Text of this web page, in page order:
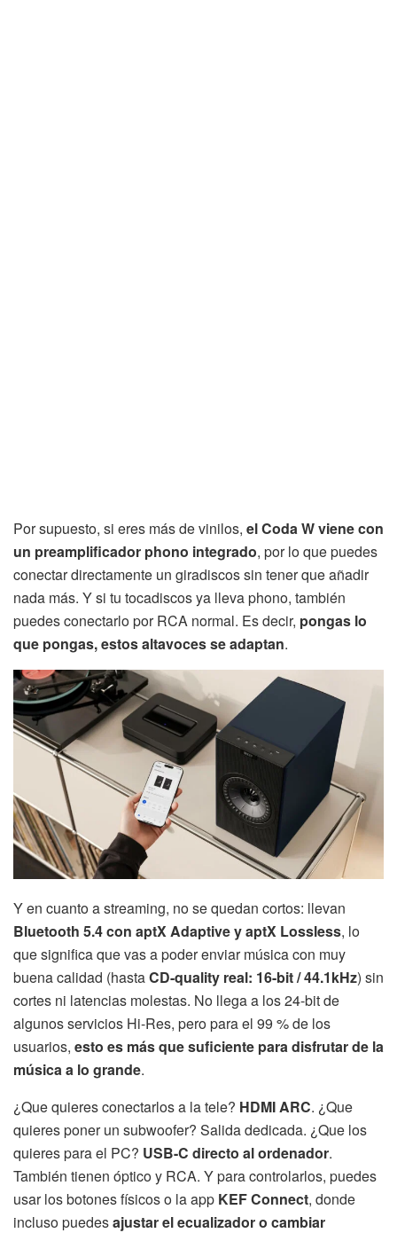
Por supuesto, si eres más de vinilos, el Coda W viene con
un preamplificador phono integrado, por lo que puedes
conectar directamente un giradiscos sin tener que añadir
nada más. Y si tu tocadiscos ya lleva phono, también
puedes conectarlo por RCA normal. Es decir, pongas lo
que pongas, estos altavoces se adaptan.
Y en cuanto a streaming, no se quedan cortos: llevan
Bluetooth 5.4 con aptX Adaptive y aptX Lossless, lo
que significa que vas a poder enviar música con muy
buena calidad (hastaCD-quality real: 16-bit / 44.1kHz) sin
cortes ni latencias molestas. No llega a los 24-bit de
algunos servicios Hi-Res, pero para el 99 % de los
usuarios, esto es más que suficiente para disfrutar de la
música a lo grande.
¿Que quieres conectarlos a la tele? HDMI ARC. ¿Que
quieres poner un subwoofer? Salida dedicada. ¿Que los
quieres para el PC? USB-C directo al ordenador.
También tienen óptico y RCA. Y para controlarlos, puedes
usar los botones físicos o la app KEF Connect, donde
incluso puedesajustar el ecualizador o cambiar